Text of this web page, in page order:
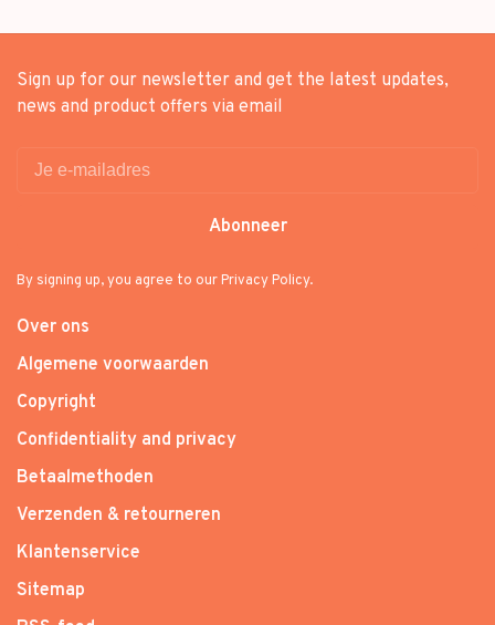
Sign up for our newsletter and get the latest updates,
news and product offers via email
Abonneer
By signing up, you agree to our Privacy Policy.
Over ons
Algemene voorwaarden
Copyright
Confidentiality and privacy
Betaalmethoden
Verzenden & retourneren
Klantenservice
Sitemap